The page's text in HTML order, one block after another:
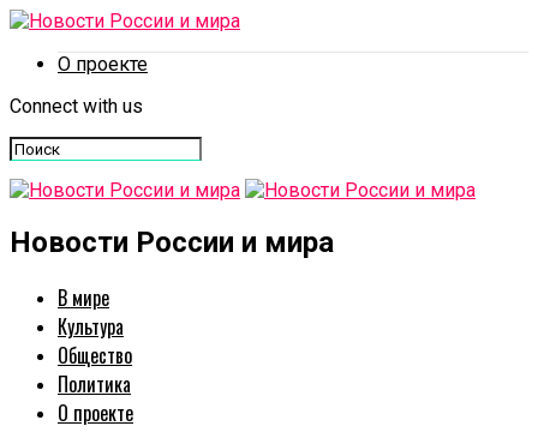
О проекте
Connect with us
Новости России и мира
В мире
Культура
Общество
Политика
О проекте